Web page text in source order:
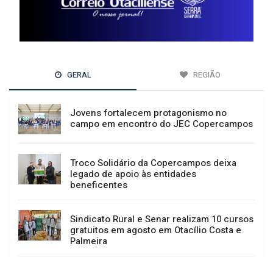
GERAL REGIÃO
Jovens fortalecem protagonismo no
campo em encontro do JEC Copercampos
Troco Solidário da Copercampos deixa
legado de apoio às entidades
beneficentes
Sindicato Rural e Senar realizam 10 cursos
gratuitos em agosto em Otacílio Costa e
Palmeira